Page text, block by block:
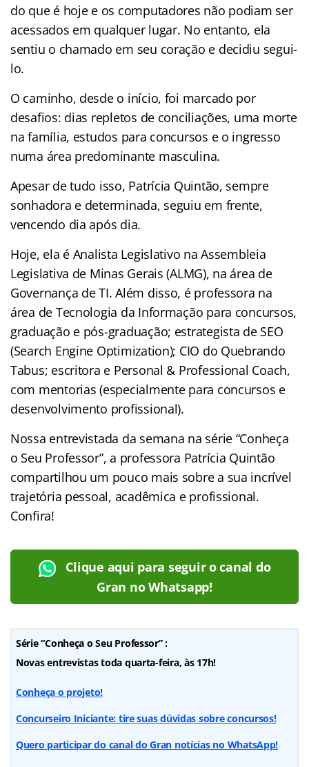
do que é hoje e os computadores não podiam ser
acessados em qualquer lugar. No entanto, ela
sentiu o chamado em seu coração e decidiu segui-
lo.
O caminho, desde o início, foi marcado por
desafios: dias repletos de conciliações, uma morte
na família, estudos para concursos e o ingresso
numa área predominante masculina.
Apesar de tudo isso, Patrícia Quintão, sempre
sonhadora e determinada, seguiu em frente,
vencendo dia após dia.
Hoje, ela é Analista Legislativo na Assembleia
Legislativa de Minas Gerais (ALMG), na área de
Governança de TI. Além disso, é professora na
área de Tecnologia da Informação para concursos,
graduação e pós-graduação; estrategista de SEO
(Search Engine Optimization); CIO do Quebrando
Tabus; escritora e Personal & Professional Coach,
com mentorias (especialmente para concursos e
desenvolvimento profissional).
Nossa entrevistada da semana na série “Conheça
o Seu Professor”, a professora Patrícia Quintão
compartilhou um pouco mais sobre a sua incrível
trajetória pessoal, acadêmica e profissional.
Confira!
Clique aqui para seguir o canal do
Gran no Whatsapp!
Série “Conheça o Seu Professor” :
Novas entrevistas toda quarta-feira, às 17h!
Conheça o projeto!
Concurseiro Iniciante: tire suas dúvidas sobre concursos!
Quero participar do canal do Gran notícias no WhatsApp!